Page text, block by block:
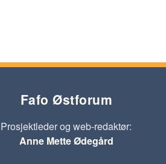
Fafo Østforum
Prosjektleder og web-redaktør:
Anne Mette Ødegård